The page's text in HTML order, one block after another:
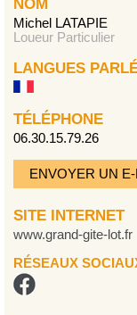
Michel LATAPIE
Loueur Particulier
LANGUES
TÉLÉPHONE
06.30.15.79.26
ENVOYER UN
SITE INTERNET
www.grand-gite-lot.fr
RÉSEAUX